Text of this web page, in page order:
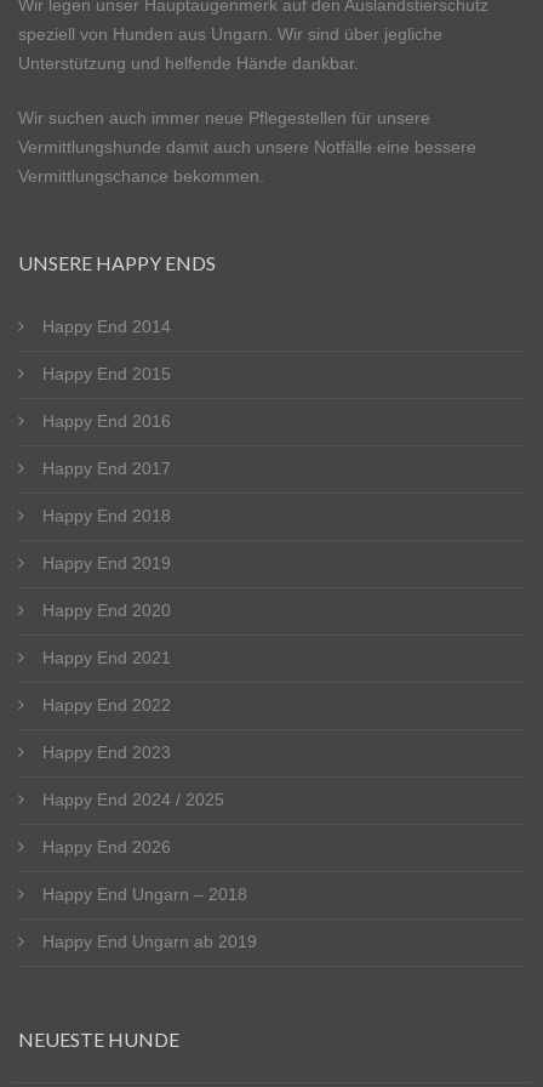
Happy End 2026
Happy End Ungarn – 2018
Happy End Ungarn ab 2019
Impressum
Wir legen unser Hauptaugenmerk auf den Auslandstierschutz
speziell von Hunden aus Ungarn. Wir sind über jegliche
Unterstützung und helfende Hände dankbar.
Wir suchen auch immer neue Pflegestellen für unsere
Vermittlungshunde damit auch unsere Notfälle eine bessere
Vermittlungschance bekommen.
UNSERE HAPPY ENDS
Happy End 2014
Happy End 2015
Happy End 2016
Happy End 2017
Happy End 2018
Happy End 2019
Happy End 2020
Happy End 2021
Happy End 2022
Happy End 2023
Happy End 2024 / 2025
Happy End 2026
Happy End Ungarn – 2018
Happy End Ungarn ab 2019
NEUESTE HUNDE